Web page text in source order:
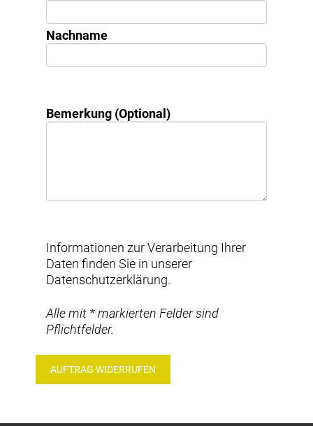
Nachname
Bemerkung (Optional)
Informationen zur Verarbeitung Ihrer
Daten finden Sie in unserer
Datenschutzerklärung.
Alle mit * markierten Felder sind
Pflichtfelder.